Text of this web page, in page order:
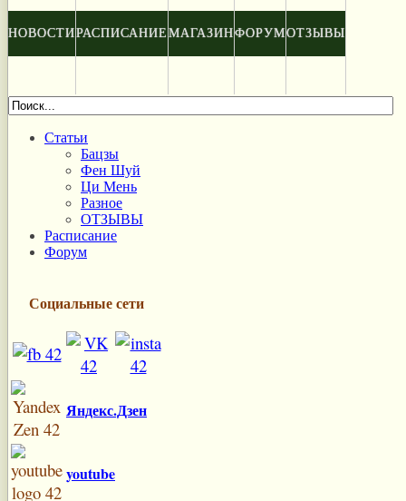
НОВОСТИРАСПИСАНИЕ МАГАЗИНФОРУМОТЗЫВЫ
Статьи
Бацзы
Фен Шуй
Ци Мень
Разное
ОТЗЫВЫ
Расписание
Форум
Социальные сети
Яндекс.Дзен
youtube